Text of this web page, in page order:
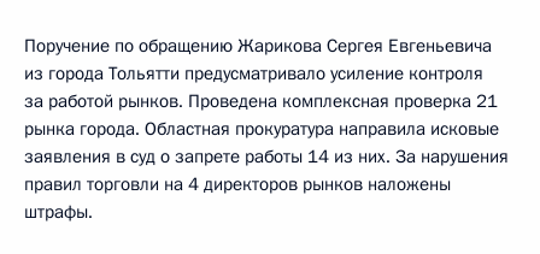
Поручение по обращению Жарикова Сергея Евгеньевича
из города Тольятти предусматривало усиление контроля
за работой рынков. Проведена комплексная проверка 21
рынка города. Областная прокуратура направила исковые
заявления в суд о запрете работы 14 из них. За нарушения
правил торговли на 4 директоров рынков наложены
штрафы.